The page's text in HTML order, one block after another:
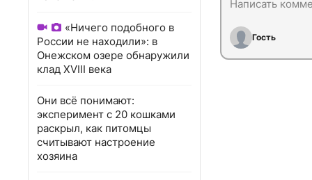
«Ничего подобного в
России не находили»: в
Онежском озере обнаружили
клад XVIII века
Они всё понимают:
эксперимент с 20 кошками
раскрыл, как питомцы
считывают настроение
хозяина
Гость